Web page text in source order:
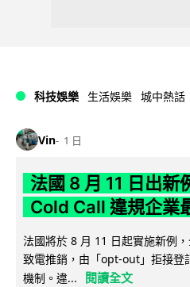
科技娛樂 生活娛樂 城中熱話
Vin 1 日
法國 8 月 11 日出新
Cold Call 違規企業
法國將於 8 月 11 日起實施新例
致電推銷，由「opt-out」拒接登
機制。違...
閱讀全文